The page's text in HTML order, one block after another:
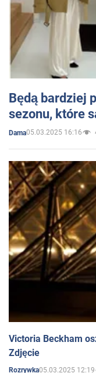
Będą bardziej
sezonu, które
Dama05.03.2025 16:16
Victoria Beckham
Zdjęcie
Rozrywka05.03.2025 12:19